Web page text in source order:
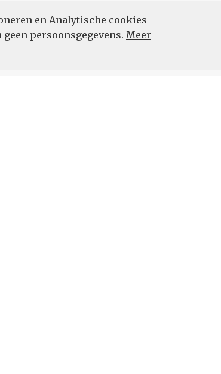
en Analytische cookies
persoonsgegevens. Meer
BY